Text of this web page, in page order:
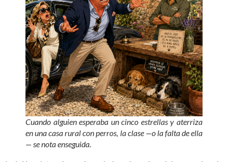
Cuando alguien esperaba un cinco estrellas y aterriza
en una casa rural con perros, la clase —o la falta de ella
— se nota enseguida.